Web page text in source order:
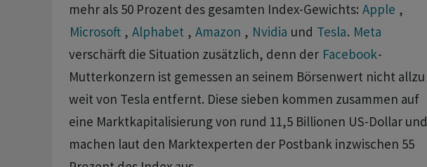
mehr als 50 Prozent des gesamten Index-Gewichts: Apple ,
Microsoft , Alphabet , Amazon , Nvidia und Tesla. Meta
verschärft die Situation zusätzlich, denn der Facebook-
Mutterkonzern ist gemessen an seinem Börsenwert nicht allzu
weit von Tesla entfernt. Diese sieben kommen zusammen auf
eine Marktkapitalisierung von rund 11,5 Billionen US-Dollar und
machen laut den Marktexperten der Postbank inzwischen 55